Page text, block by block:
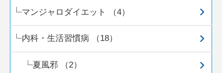
マンジャロダイエット （4）
内科・生活習慣病 （18）
夏風邪 （2）